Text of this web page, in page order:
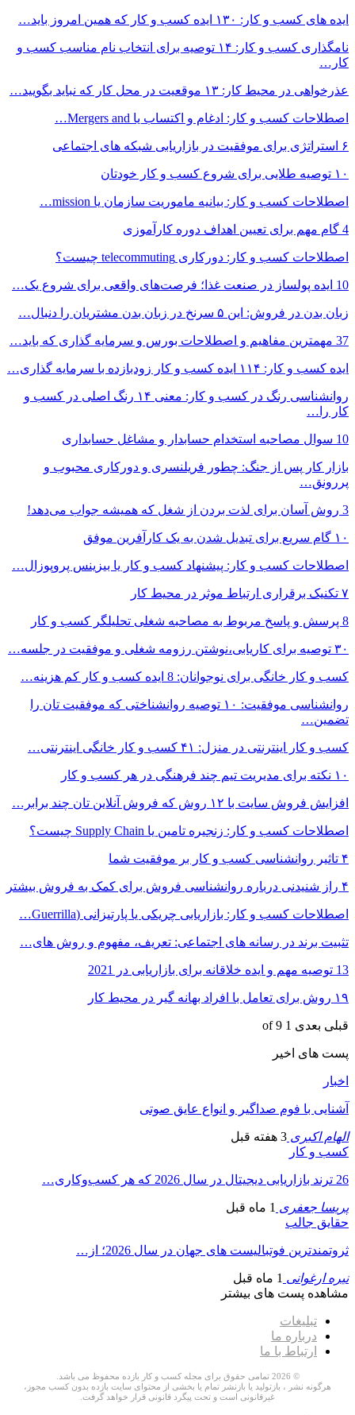
ایده های کسب و کار: ۱۳۰ ایده کسب و کار که همین امروز باید…
نامگذاری کسب و کار: ۱۴ توصیه برای انتخاب نام مناسب کسب و
کار…
عذرخواهی در محیط کار: ۱۳ موقعیت در محل کار که نباید بگویید…
اصطلاحات کسب و کار: ادغام و اکتساب یا Mergers and…
۶ استراتژی برای موفقیت در بازاریابی شبکه های اجتماعی
۱۰ توصیه طلایی برای شروع کسب و کار خودتان
اصطلاحات کسب و کار: بیانیه ماموریت سازمان یا mission…
4 گام مهم برای تعیین اهداف دوره کارآموزی
اصطلاحات کسب و کار: دورکاری telecommuting چیست؟
10 ایده پولساز در صنعت غذا؛ فرصت‌های واقعی برای شروع یک…
زبان بدن در فروش: این ۵ سرنخ در زبان بدن مشتریان را دنبال…
37 مهمترین مفاهیم و اصطلاحات بورس و سرمایه گذاری که باید…
ایده کسب و کار: ۱۱۴ ایده کسب و کار زودبازده با سرمایه گذاری…
روانشناسی رنگ در کسب و کار: معنی ۱۴ رنگ اصلی در کسب و
کار را…
10 سوال مصاحبه استخدام حسابدار و مشاغل حسابداری
بازار کار پس از جنگ: چطور فریلنسری و دورکاری محبوب و
پررونق…
3 روش آسان برای لذت بردن از شغل که همیشه جواب می‌دهد!
۱۰ گام سریع برای تبدیل شدن به یک کارآفرین موفق
اصطلاحات کسب و کار: پیشنهاد کسب و کار یا بیزینس پروپوزال…
۷ تکنیک برقراری ارتباط موثر در محیط کار
8 پرسش و پاسخ مربوط به مصاحبه شغلی تحلیلگر کسب و کار
۳۰ توصیه برای کاریابی،نوشتن رزومه شغلی و موفقیت در جلسه…
کسب و کار خانگی برای نوجوانان: 8 ایده کسب و کار کم هزینه…
روانشناسی موفقیت: ۱۰ توصیه روانشناختی که موفقیت تان را
تضمین…
کسب و کار اینترنتی در منزل: ۴۱ کسب و کار خانگی اینترنتی…
۱۰ نکته برای مدیریت تیم چند فرهنگی در هر کسب و کار
افزایش فروش سایت با ۱۲ روش که فروش آنلاین تان چند برابر…
اصطلاحات کسب و کار: زنجیره تامین یا Supply Chain چیست؟
۴ تاثیر روانشناسی کسب و کار بر موفقیت شما
۴ راز شنیدنی درباره روانشناسی فروش برای کمک به فروش بیشتر
اصطلاحات کسب و کار: بازاریابی چریکی یا پارتیزانی (Guerrilla…
تثبیت برند در رسانه های اجتماعی: تعریف، مفهوم و روش های…
13 توصیه مهم و ایده خلاقانه برای بازاریابی در 2021
۱۹ روش‌ برای تعامل با افراد بهانه گیر در محیط کار
قبلی بعدی 1 of 9
پست های اخیر
اخبار
آشنایی با فوم صداگیر و انواع عایق صوتی
الهام اکبری 3 هفته قبل
کسب و کار
26 ترند بازاریابی دیجیتال در سال 2026 که هر کسب‌وکاری…
پریسا جعفری 1 ماه قبل
حقایق جالب
ثروتمندترین فوتبالیست های جهان در سال 2026؛ از…
نیره ارغوانی 1 ماه قبل
مشاهده پست های بیشتر
تبلیغات
درباره ما
ارتباط با ما
© 2026 تمامی حقوق برای مجله کسب و کار بازده محفوظ می باشد.
هرگونه نشر ، بازتولید یا بازنشر تمام یا بخشی از محتوای سایت بازده بدون کسب مجوز،
غیرقانونی است و تحت پیگرد قانونی قرار خواهد گرفت.